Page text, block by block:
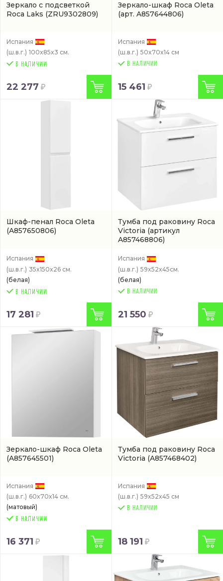
Зеркало с подсветкой
Roca Laks (ZRU9302809)
Испания
(ш.в.г.) 100x85x3 см.
22 277
Зеркало-шкаф Roca Oleta
(арт. A857644806)
Испания
(ш.в.г.) 50x70x14 см
В НАЛИЧИИ
15 461
Шкаф-пенал Roca Oleta
(A857650806)
Испания
(ш.в.г.) 35x150x26 см.
(белая)
17 281
Тумба под раковину Roca
Victoria (артикул
A857468806)
Испания
(ш.в.г.) 59x52x45см.
(белая)
В НАЛИЧИИ
21 550
Зеркало-шкаф Roca Oleta
(A857645501)
Испания
(ш.в.г.) 60x70x14 см.
(матовый)
16 371
Тумба под раковину Roca
Victoria (A857468402)
Испания
(ш.в.г.) 59x52x45 см
В НАЛИЧИИ
18 191